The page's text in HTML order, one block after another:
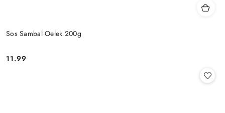
Sos Sambal Oelek 200g
Cena:
11.99